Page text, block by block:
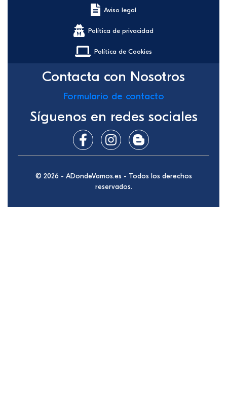
Aviso legal
Política de privacidad
Política de Cookies
Contacta con Nosotros
Formulario de contacto
Síguenos en redes sociales
© 2026 - ADondeVamos.es - Todos los derechos
reservados.